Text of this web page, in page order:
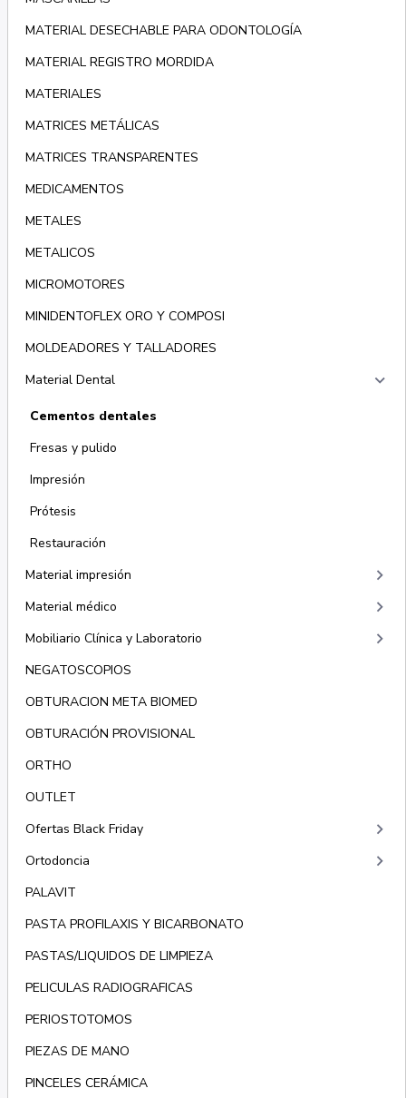
MATERIAL DESECHABLE PARA ODONTOLOGÍA
MATERIAL REGISTRO MORDIDA
MATERIALES
MATRICES METÁLICAS
MATRICES TRANSPARENTES
MEDICAMENTOS
METALES
METALICOS
MICROMOTORES
MINIDENTOFLEX ORO Y COMPOSI
MOLDEADORES Y TALLADORES
Material Dental
keyboard_arrow_right
Cementos dentales
Fresas y pulido
Impresión
Prótesis
Restauración
Material impresión
keyboard_arrow_right
Material médico keyboard_arrow_right
Mobiliario Clínica y Laboratorio keyboard_arrow_right
NEGATOSCOPIOS
OBTURACION META BIOMED
OBTURACIÓN PROVISIONAL
ORTHO
OUTLET
Ofertas Black Friday
keyboard_arrow_right
Ortodoncia keyboard_arrow_right
PALAVIT
PASTA PROFILAXIS Y BICARBONATO
PASTAS/LIQUIDOS DE LIMPIEZA
PELICULAS RADIOGRAFICAS
PERIOSTOTOMOS
PIEZAS DE MANO
PINCELES CERÁMICA